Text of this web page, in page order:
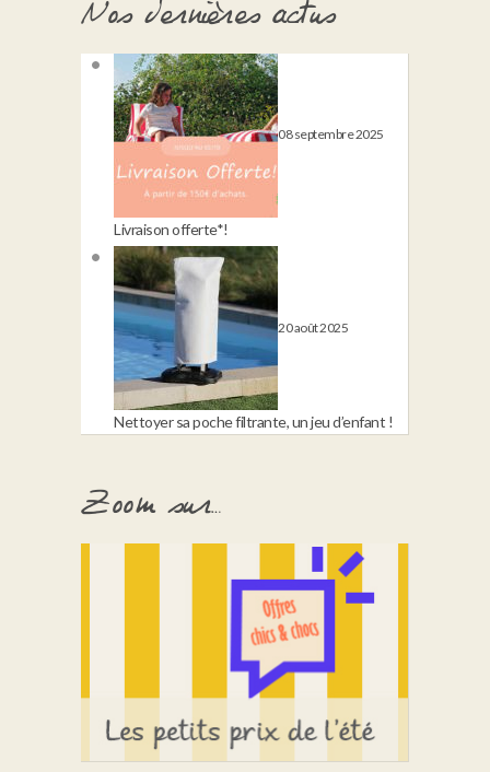
Nos dernières actus
08 septembre 2025
Livraison offerte*!
20 août 2025
Nettoyer sa poche filtrante, un jeu d’enfant !
Zoom sur…